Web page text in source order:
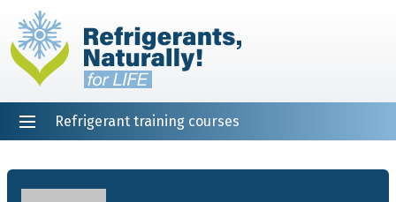
Refrigerant training courses